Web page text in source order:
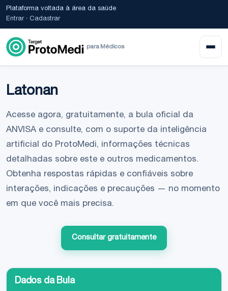
Plataforma voltada à área da saúde
Entrar· Cadastrar
para Médicos
Latonan
Acesse agora, gratuitamente, a bula oficial da
ANVISA e consulte, com o suporte da inteligência
artificial do ProtoMedi, informações técnicas
detalhadas sobre este e outros medicamentos.
Obtenha respostas rápidas e confiáveis sobre
interações, indicações e precauções — no momento
em que você mais precisa.
Consultar gratuitamente
Dados da Bula